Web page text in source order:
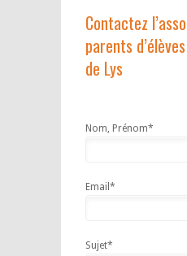
Contactez
parents
de Lys
Nom, Prénom*
Email*
Sujet*